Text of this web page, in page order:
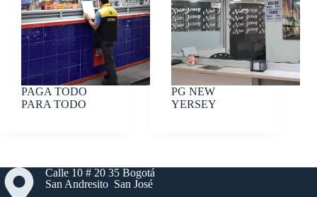
PAGA TODO
PARA TODO
PG NEW
YERSEY
Calle 10 # 20 35 Bogotá
San Andresito San José